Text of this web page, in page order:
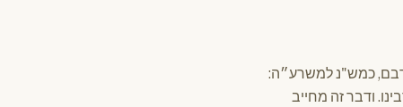
לרבם, כמש"נ למשרע״ה:
ודבר זה מחייב